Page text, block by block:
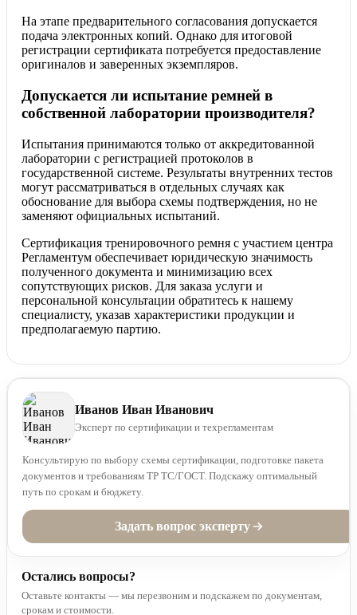
На этапе предварительного согласования допускается
подача электронных копий. Однако для итоговой
регистрации сертификата потребуется предоставление
оригиналов и заверенных экземпляров.
Допускается ли испытание ремней в
собственной лаборатории производителя?
Испытания принимаются только от аккредитованной
лаборатории с регистрацией протоколов в
государственной системе. Результаты внутренних тестов
могут рассматриваться в отдельных случаях как
обоснование для выбора схемы подтверждения, но не
заменяют официальных испытаний.
Сертификация тренировочного ремня с участием центра
Регламентум обеспечивает юридическую значимость
полученного документа и минимизацию всех
сопутствующих рисков. Для заказа услуги и
персональной консультации обратитесь к нашему
специалисту, указав характеристики продукции и
предполагаемую партию.
Иванов Иван Иванович
Эксперт по сертификации и техрегламентам
Консультирую по выбору схемы сертификации, подготовке пакета
документов и требованиям ТР ТС/ГОСТ. Подскажу оптимальный
путь по срокам и бюджету.
Задать вопрос эксперту
Остались вопросы?
Оставьте контакты — мы перезвоним и подскажем по документам,
срокам и стоимости.